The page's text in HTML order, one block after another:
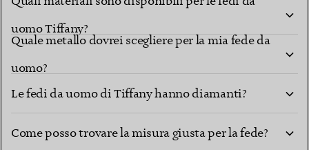
uomo Tiffany?
Quale metallo dovrei scegliere per la mia fede da
uomo?
Le fedi da uomo di Tiffany hanno diamanti?
Come posso trovare la misura giusta per la fede?